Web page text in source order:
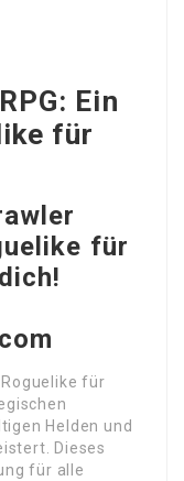
Ein
für
für
für
Helden und
Dieses
für alle